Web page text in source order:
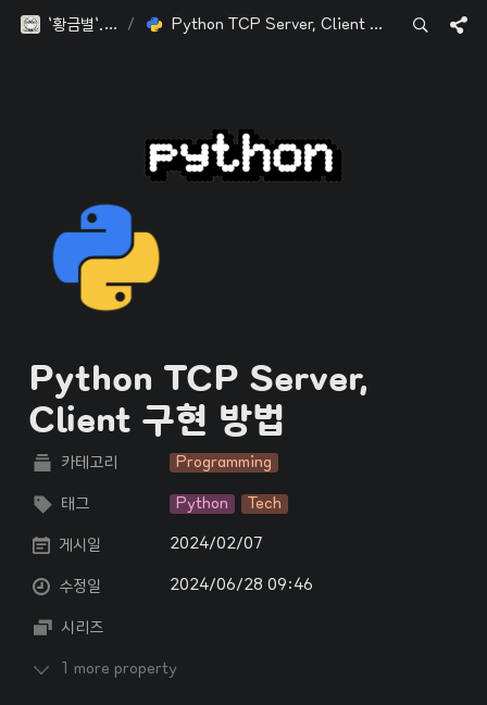
`황금별`.blog / Python TCP Server, Client 구현 방법
Python TCP Server,
Client 구현 방법
카테고리 Programming
태그 Python Tech
게시일 2024/02/07
수정일 2024/06/28 09:46
시리즈
1 more property